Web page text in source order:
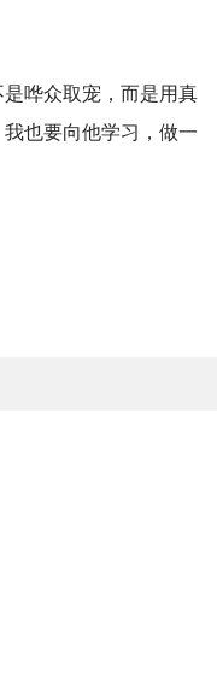
哗众取宠，而是用真
也要向他学习，做一